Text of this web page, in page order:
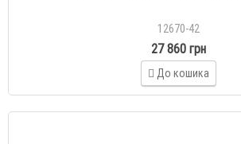
12670-42
27 860 грн
До кошика